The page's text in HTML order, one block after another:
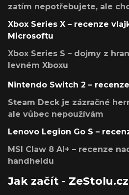
zatím nepotřebujete, ale
Xbox Series X – recenze
Microsoftu
Xbox Series S – dojmy z
levném Xboxu
Nintendo Switch 2 –
Steam Deck je zázračné
ale vůbec nepoužívám
Lenovo Legion Go S –
MSI Claw 8 AI+ – recenze
handheldu
Jak začít - ZeStolu.cz